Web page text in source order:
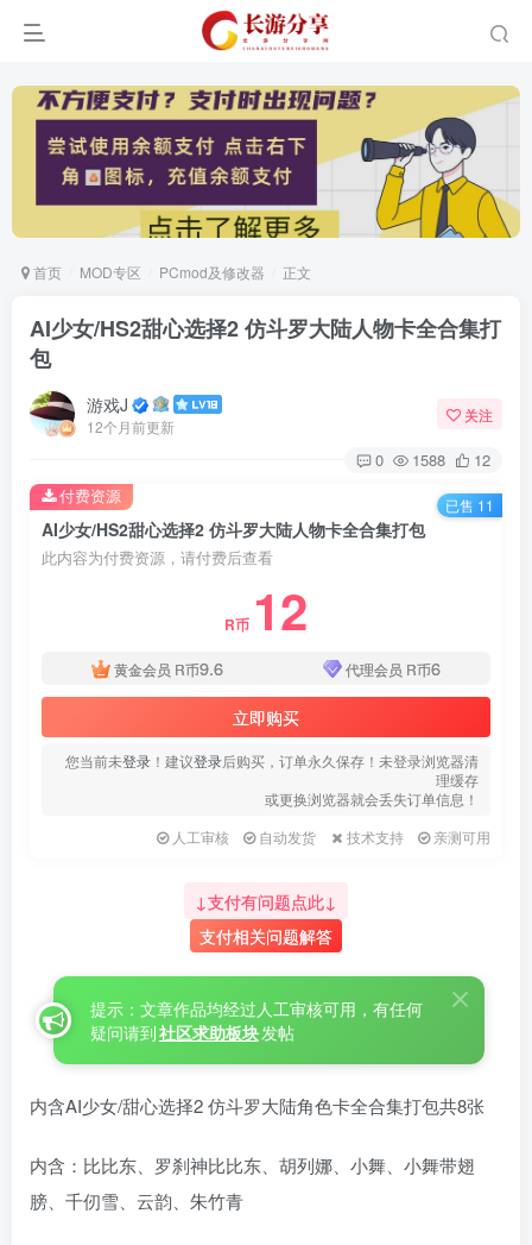
首页 MOD专区 PCmod及修改器 正文
AI少女/HS2甜心选择2 仿斗罗大陆人物卡全合集打
包
游戏J
12个月前更新
关注
0 1588 12
AI少女/HS2甜心选择2 仿斗罗大陆人物卡全合集打包
此内容为付费资源，请付费后查看
R币 12
黄金会员 R币9.6 代理会员 R币6
立即购买
您当前未登录 ！建议登录后购买，订单永久保存！未登录浏览器清
理缓存
或更换浏览器就会丢失订单信息！
人工审核
自动发货 技术支持 亲测可用
付费资源 已售 11
↓支付有问题点此↓
支付相关问题解答
提示：文章作品均经过人工审核可用，有任何
疑问请到社区求助板块发帖
内含AI少女/甜心选择2 仿斗罗大陆角色卡全合集打包共8张
内含：比比东、罗刹神比比东、胡列娜、小舞、小舞带翅
膀、千仞雪、云韵、朱竹青